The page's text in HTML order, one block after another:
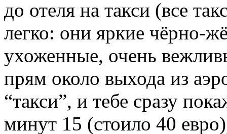
до отеля на такси (все
легко: они яркие чёрно-
ухоженные, очень
прям около выхода из
“такси”, и тебе сразу
минут 15 (стоило 40